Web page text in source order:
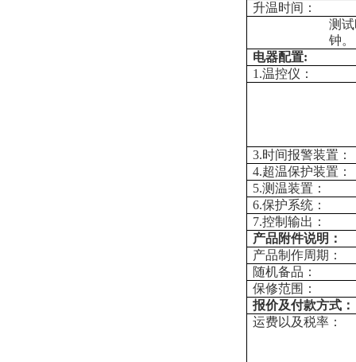
升温时间：
测
钟。
电器配置:
1.温控仪：
3.时间报警装置：
4.超温保护装置：
5.测温装置：
6.保护系统：
7.控制输出：
产品附件说明：
产品制作周期：
随机备品：
保修范围：
报价及付款方式：
运费以及税率：